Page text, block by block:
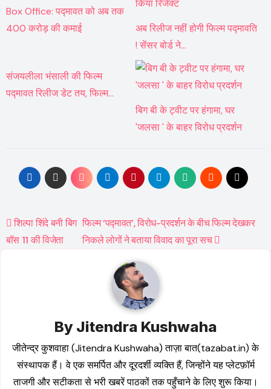
Box Office: पद्मावत को अब तक
400 करोड़ की कमाई
अब रिलीज नहीं होगी फिल्म पद्मावति
! सेंसर बोर्ड ने…
संजयलीला भंसाली की फिल्म
पद्मावत रिलीज डेट तय, फिल्म…
बिग बी के ट्वीट पर हंगामा, घर
'जलसा ' के बाहर विरोध प्रदर्शन
Post
navigation
शिल्पा शिंदे बनी बिग
बॉस 11 की विजेता
फिल्म ‘पद्मावत’, विरोध-प्रदर्शन के बीच फिल्म देखकर
निकले लोगों ने बताया विवाद का पूरा सच
By Jitendra Kushwaha
जीतेन्द्र कुशवाहा (Jitendra Kushwaha) ताज़ा बात(tazabat.in) के
संस्थापक हैं। वे एक समर्पित और दूरदर्शी व्यक्ति हैं, जिन्होंने यह प्लेटफ़ॉर्म
ताजगी और सटीकता से भरी खबरें पाठकों तक पहुँचाने के लिए शुरू किया।